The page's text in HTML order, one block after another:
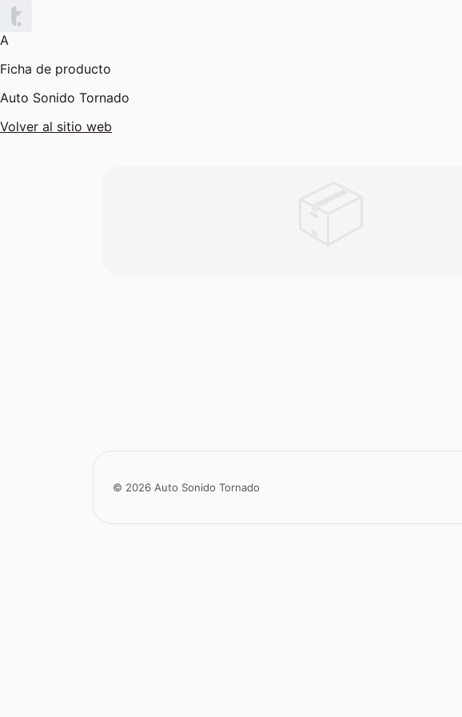
A
Ficha de producto
Auto Sonido Tornado
Volver al sitio web
© 2026 Auto Sonido Tornado